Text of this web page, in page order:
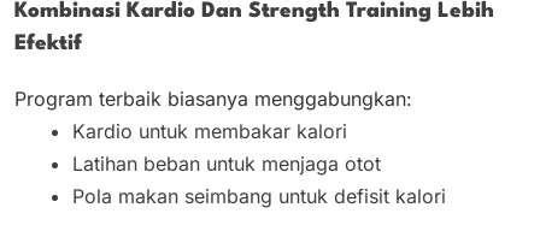
Kombinasi Kardio Dan Strength Training Lebih
Efektif
Program terbaik biasanya menggabungkan:
Kardio untuk membakar kalori
Latihan beban untuk menjaga otot
Pola makan seimbang untuk defisit kalori